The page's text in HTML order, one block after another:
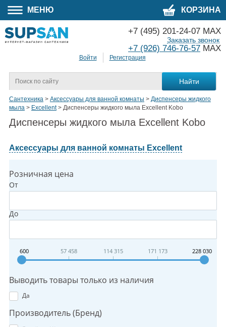
МЕНЮ КОРЗИНА
Войти Регистрация
+7 (495) 201-24-07 MAX
+7 (926) 746-76-57 MAX
Заказать звонок
Сантехника > Аксессуары для ванной комнаты > Диспенсеры жидкого
мыла > Excellent> Диспенсеры жидкого мыла Excellent Kobo
Диспенсеры жидкого мыла Excellent Kobo
Аксессуары для ванной комнаты Excellent
Розничная цена
От
До
600 57 458 114 315 171 173 228 030
Выводить товары только из наличия
Да
Производитель (Бренд)